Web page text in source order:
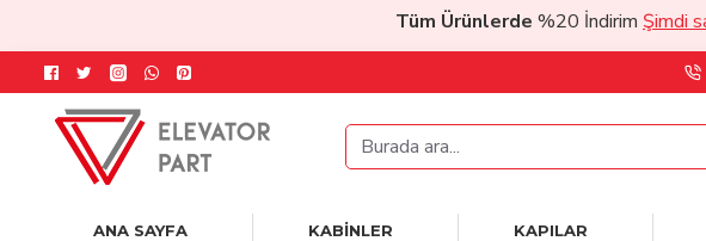
Tüm Ürünlerde%20 İndirim Şimdi satın al
ANA SAYFA KABİNLER KAPILAR